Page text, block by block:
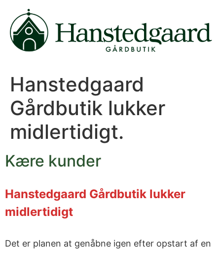
indhold
Hanstedgaard
Gårdbutik lukker
midlertidigt.
Kære kunder
Hanstedgaard Gårdbutik lukker
midlertidigt
Det er planen at genåbne igen efter opstart af en